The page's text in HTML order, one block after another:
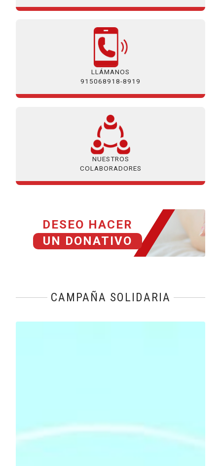
LLÁMANOS
915068918-8919
NUESTROS
COLABORADORES
DESEO HACER
UN DONATIVO
CAMPAÑA SOLIDARIA